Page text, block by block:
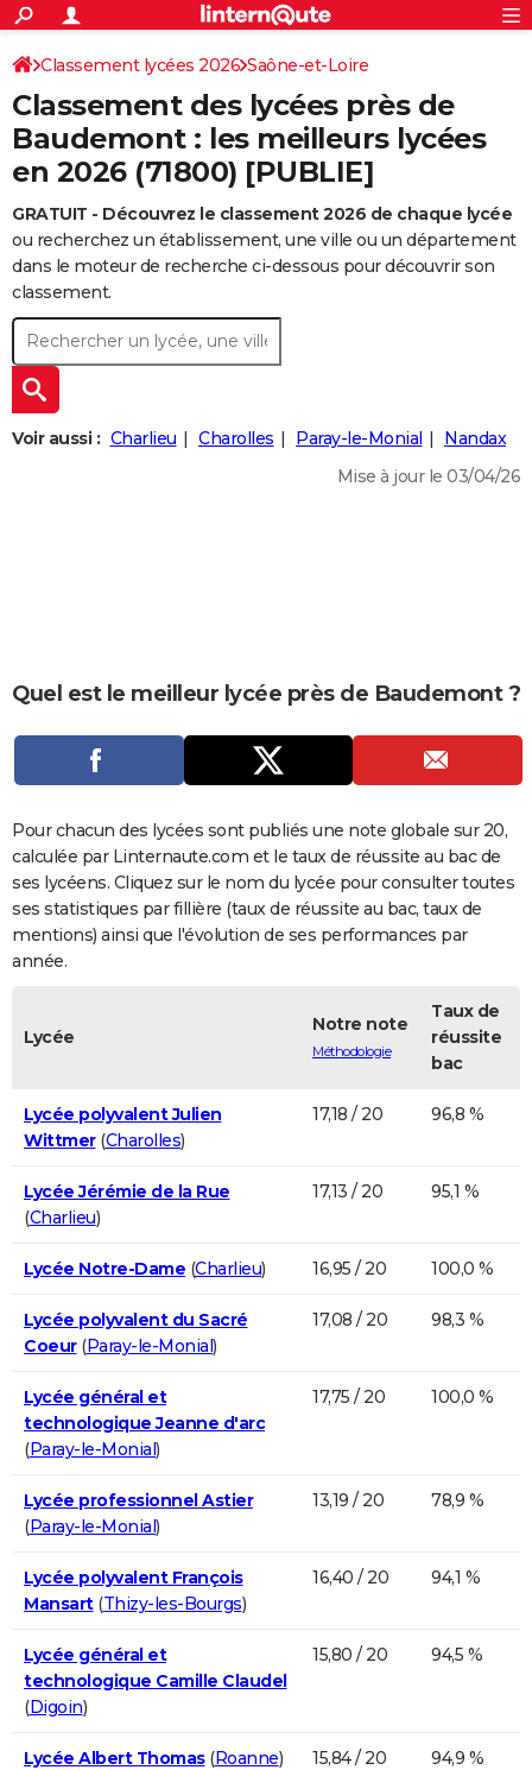
ACTUALITÉS
Politique
Société
Faits Divers
Education
Monde
Villes
+
SPORT
Coupe du monde 2026
Football
Tennis
Cyclisme
Rugby
Forum
CULTURE
Programme TV
TNT
Streaming
Cinéma
Sorties cinéma
Musique
+
FINANCE
Retraite
Impôts
Epargne
Immobilier
Risques naturels par ville
Banque
Assurance
Crédit
AUTO
Essais
Réserver un essai
Citadines
Berlines
SUV
Forum auto
+
HIGH-TECH
BRICOLAGE
Forum
Aménagement intérieur
Extérieur
Cuisine
Salle de bains
Jardinage
Rangement
+WEEK-END
Guides de France
Escapades
Patrimoine
Expositions
Musées
Week-end nature
+
LIFESTYLE
CARTE DE VOEUX
Carte de Noël
Carte Bonne année
Carte Saint-Valentin
Carte Pâques
Carte d'anniversaire
DICTIONNAIRE
COPAINS D'AVANT
S'inscrire
Se connecter
Lycées
Collèges
Primaires
Universités
Entreprises
Service militaire
Avis de recherche
AVIS DE DÉCÈS
FORUM
S'inscrire
Connexion
Classement lycées 2026 Saône-et-Loire
Classement des lycées près de
Baudemont : les meilleurs lycées
en 2026 (71800) [PUBLIE]
GRATUIT - Découvrez le classement 2026 de chaque lycée
ou recherchez un établissement, une ville ou un département
dans le moteur de recherche ci-dessous pour découvrir son
classement.
Voir aussi : Charlieu Charolles Paray-le-Monial
Nandax
Mise à jour le 03/04/26
Quel est le meilleur lycée près de Baudemont ?
Pour chacun des lycées sont publiés une note globale sur 20,
calculée par Linternaute.com et le taux de réussite au bac de
ses lycéens. Cliquez sur le nom du lycée pour consulter toutes
ses statistiques par fillière (taux de réussite au bac, taux de
mentions) ainsi que l'évolution de ses performances par
année.
Lycée
Notre note
Méthodologie
Taux de
réussite
bac
Lycée polyvalent Julien
Wittmer(Charolles)
17,18 / 20 96,8 %
Lycée Jérémie de la Rue
(Charlieu)
17,13 / 20 95,1 %
Lycée Notre-Dame (Charlieu) 16,95 / 20 100,0 %
Lycée polyvalent du Sacré
Coeur(Paray-le-Monial)
17,08 / 20 98,3 %
Lycée général et
technologique Jeanne d'arc
(Paray-le-Monial)
17,75 / 20 100,0 %
Lycée professionnel Astier
(Paray-le-Monial)
13,19 / 20 78,9 %
Lycée polyvalent François
Mansart(Thizy-les-Bourgs)
16,40 / 20 94,1 %
Lycée général et
technologique Camille Claudel
(Digoin)
15,80 / 20 94,5 %
Lycée Albert Thomas(Roanne) 15,84 / 20 94,9 %